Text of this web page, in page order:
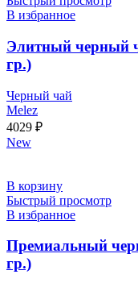
В избранное
Элитный черный
гр.)
Черный чай
Melez
4029 ₽
New
В корзину
Быстрый просмотр
В избранное
Премиальный
гр.)